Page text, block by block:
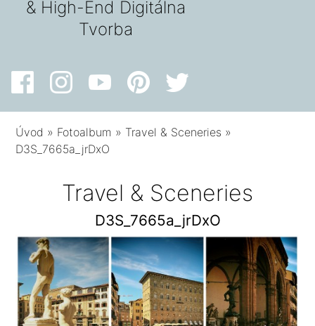
& High-End Digitálna
Tvorba
Úvod » Fotoalbum » Travel & Sceneries »
D3S_7665a_jrDxO
Travel & Sceneries
D3S_7665a_jrDxO